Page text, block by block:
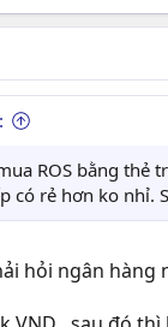
ROS bằng
có rẻ hơn ko nhỉ.
hỏi ngân